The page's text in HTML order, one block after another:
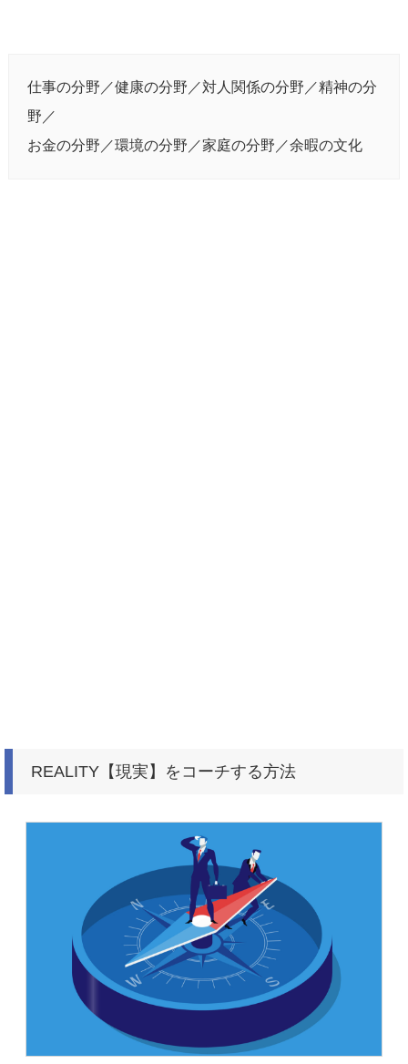
仕事の分野／健康の分野／対人関係の分野／精神の分
野／
お金の分野／環境の分野／家庭の分野／余暇の文化
REALITY【現実】をコーチする方法